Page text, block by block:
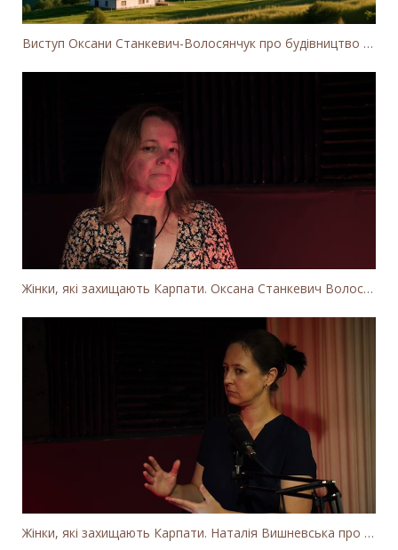
Виступ Оксани Станкевич-Волосянчук про будівництво вітропарків у Закарпатській області
Жінки, які захищають Карпати. Оксана Станкевич Волосянчук про вітряки на високогір'ї Карпат
Жінки, які захищають Карпати. Наталія Вишневська про вітряки в Закарпатті та участь громадськості